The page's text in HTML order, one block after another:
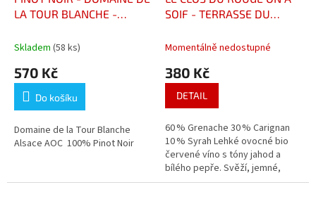
LA TOUR BLANCHE -
Skladem (58 ks)
570 Kč
Do košíku
Domaine de la Tour Blanche
Alsace AOC 100% Pinot Noir
SOIF - TERRASSE DU
Momentálně nedostupné
380 Kč
DETAIL
60 % Grenache 30 % Carignan
10 % Syrah Lehké ovocné bio
červené víno s tóny jahod a
bílého pepře. Svěží, jemné,
ideální na aperitiv nebo